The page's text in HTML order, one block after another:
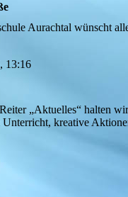
Aurachtal wünscht
13:16
„Aktuelles“ halten
Unterricht, kreative